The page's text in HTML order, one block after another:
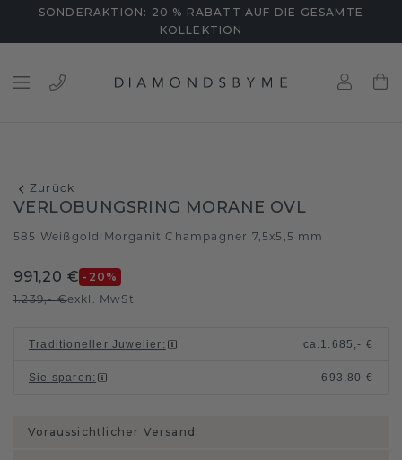
SONDERAKTION: 20 % RABATT AUF DIE GESAMTE
KOLLEKTION
Zurück
VERLOBUNGSRING MORANE OVL
585 Weißgold Morganit Champagner 7,5x5,5 mm
991,20 € -20 %
1.239,- €exkl. MwSt
Traditioneller Juwelier : ca. 1.685,- €
Sie sparen : 693,80 €
Voraussichtlicher Versand: